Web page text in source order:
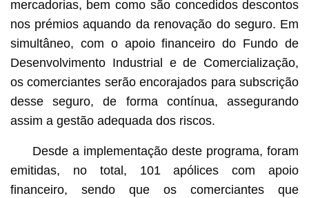
mercadorias, bem como são concedidos descontos
nos prémios aquando da renovação do seguro. Em
simultâneo, com o apoio financeiro do Fundo de
Desenvolvimento Industrial e de Comercialização,
os comerciantes serão encorajados para subscrição
desse seguro, de forma contínua, assegurando
assim a gestão adequada dos riscos.
Desde a implementação deste programa, foram
emitidas, no total, 101 apólices com apoio
financeiro, sendo que os comerciantes que